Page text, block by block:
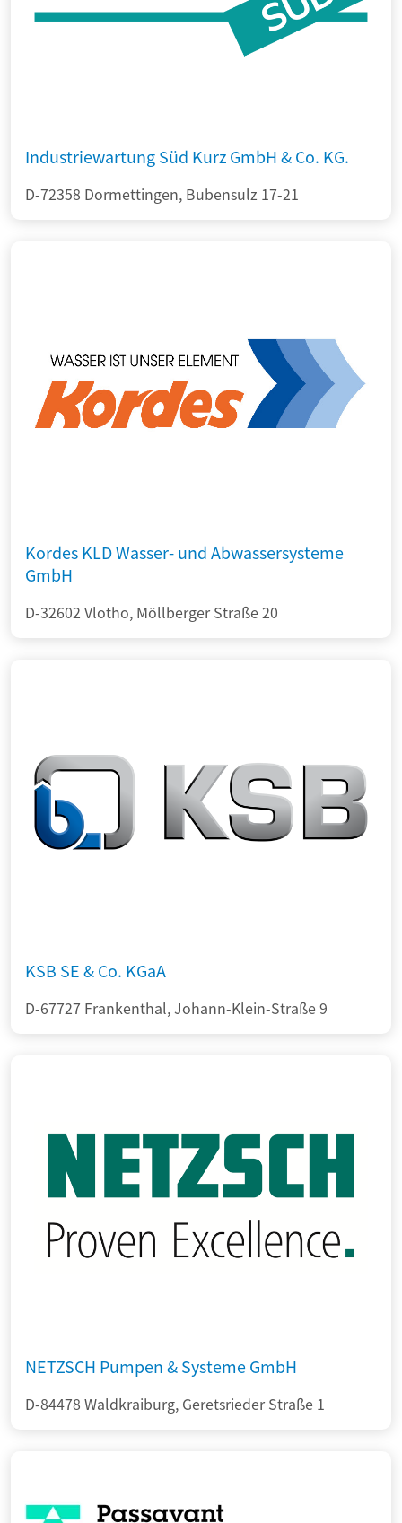
Industriewartung Süd Kurz GmbH & Co. KG.
D-72358 Dormettingen, Bubensulz 17-21
Kordes KLD Wasser- und Abwassersysteme
GmbH
D-32602 Vlotho, Möllberger Straße 20
KSB SE & Co. KGaA
D-67727 Frankenthal, Johann-Klein-Straße 9
NETZSCH Pumpen & Systeme GmbH
D-84478 Waldkraiburg, Geretsrieder Straße 1